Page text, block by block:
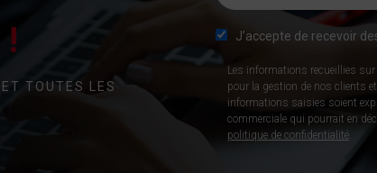
TOUTES LES
J’accepte de recevoir
Les informations recueillies
pour la gestion de nos clients
informations saisies soient
commerciale qui pourrait en
politique de confidentialité